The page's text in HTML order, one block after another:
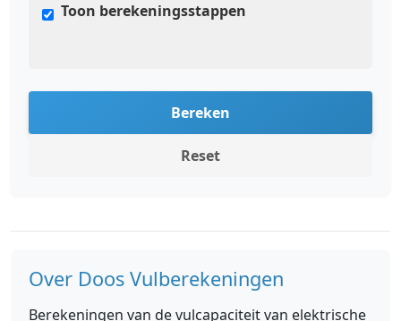
Toon berekeningsstappen
Bereken
Reset
Over Doos Vulberekeningen
Berekeningen van de vulcapaciteit van elektrische